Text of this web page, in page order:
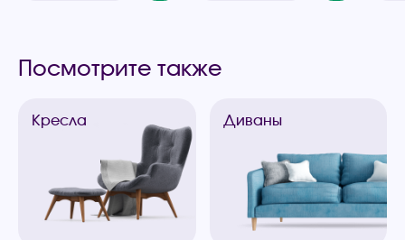
Посмотрите также
Кресла Диваны